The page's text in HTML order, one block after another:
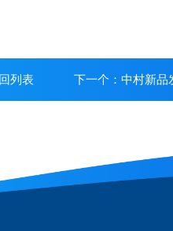
列表 下一个：中村新品